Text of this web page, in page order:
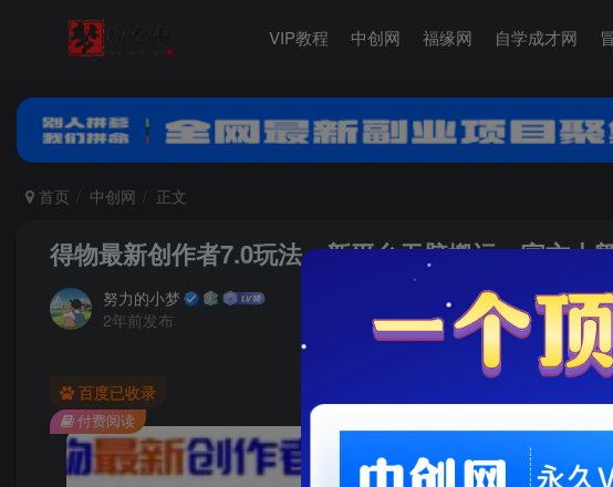
VIP教程 中创网 福缘网 自学成才网
首页 中创网 正文
得物最新创作者7.0玩法，新平台无脑搬运，官方大
努力的小梦
2年前发布
百度已收录
得物最新创作者
此内容为付费阅读
付费阅读